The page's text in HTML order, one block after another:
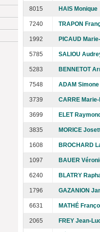
8015 HAIS Monique
7240 TRAPON
1992 PICAUD
5785 SALIOU
5283 BENNETOT
7548 ADAM Simone
3739 CARRE
3699 ELET
3835 MORICE
1608 BROCHARD
1097 BAUER
6240 BLATRY
1796 GAZANION
6631 MATHÉ
2065 FREY Jean-